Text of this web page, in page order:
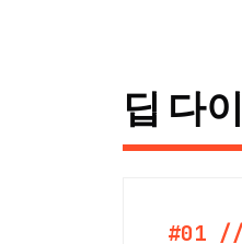
딥 다
#01 //